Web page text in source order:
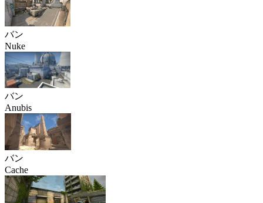
バン
Nuke
バン
Anubis
バン
Cache